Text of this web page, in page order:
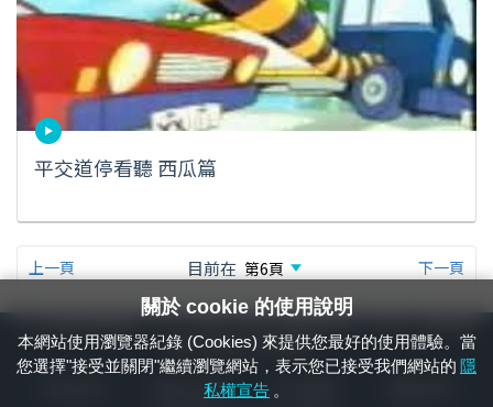
平交道停看聽 西瓜篇
上一頁 目前在 下一頁
24小時緊急通報電話：1933（市話、手機，僅限發現軌道、平交道、橋樑及隧
道等有障礙物之通報專用）
資通安全政策
關於 cookie 的使用說明
本網站使用瀏覽器紀錄 (Cookies) 來提供您最好的使用體驗。當
您選擇"接受並關閉"繼續瀏覽網站，表示您已接受我們網站的 隱
私權宣告 。